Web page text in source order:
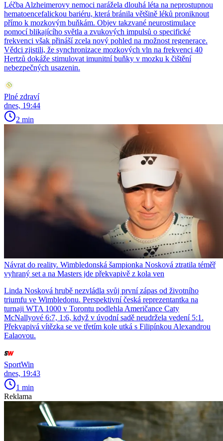
Léčba Alzheimerovy nemoci narážela dlouhá léta na neprostupnou
hematoencefalickou bariéru, která bránila většině léků proniknout
přímo k mozkovým buňkám. Objev takzvané neurostimulace
pomocí blikajícího světla a zvukových impulsů o specifické
frekvenci však přináší zcela nový pohled na možnost regenerace.
Vědci zjistili, že synchronizace mozkových vln na frekvenci 40
Hertzů dokáže stimulovat imunitní buňky v mozku k čištění
nebezpečných usazenin.
Plné zdraví
dnes, 19:44
2 min
Návrat do reality. Wimbledonská šampionka Nosková ztratila téměř
vyhraný set a na Masters jde překvapivě z kola ven
Linda Nosková hrubě nezvládla svůj první zápas od životního
triumfu ve Wimbledonu. Perspektivní česká reprezentantka na
turnaji WTA 1000 v Torontu podlehla Američance Caty
McNallyové 6:7, 1:6, když v úvodní sadě neudržela vedení 5:1.
Překvapivá vítězka se ve třetím kole utká s Filipínkou Alexandrou
Ealaovou.
SportWin
dnes, 19:43
1 min
Reklama